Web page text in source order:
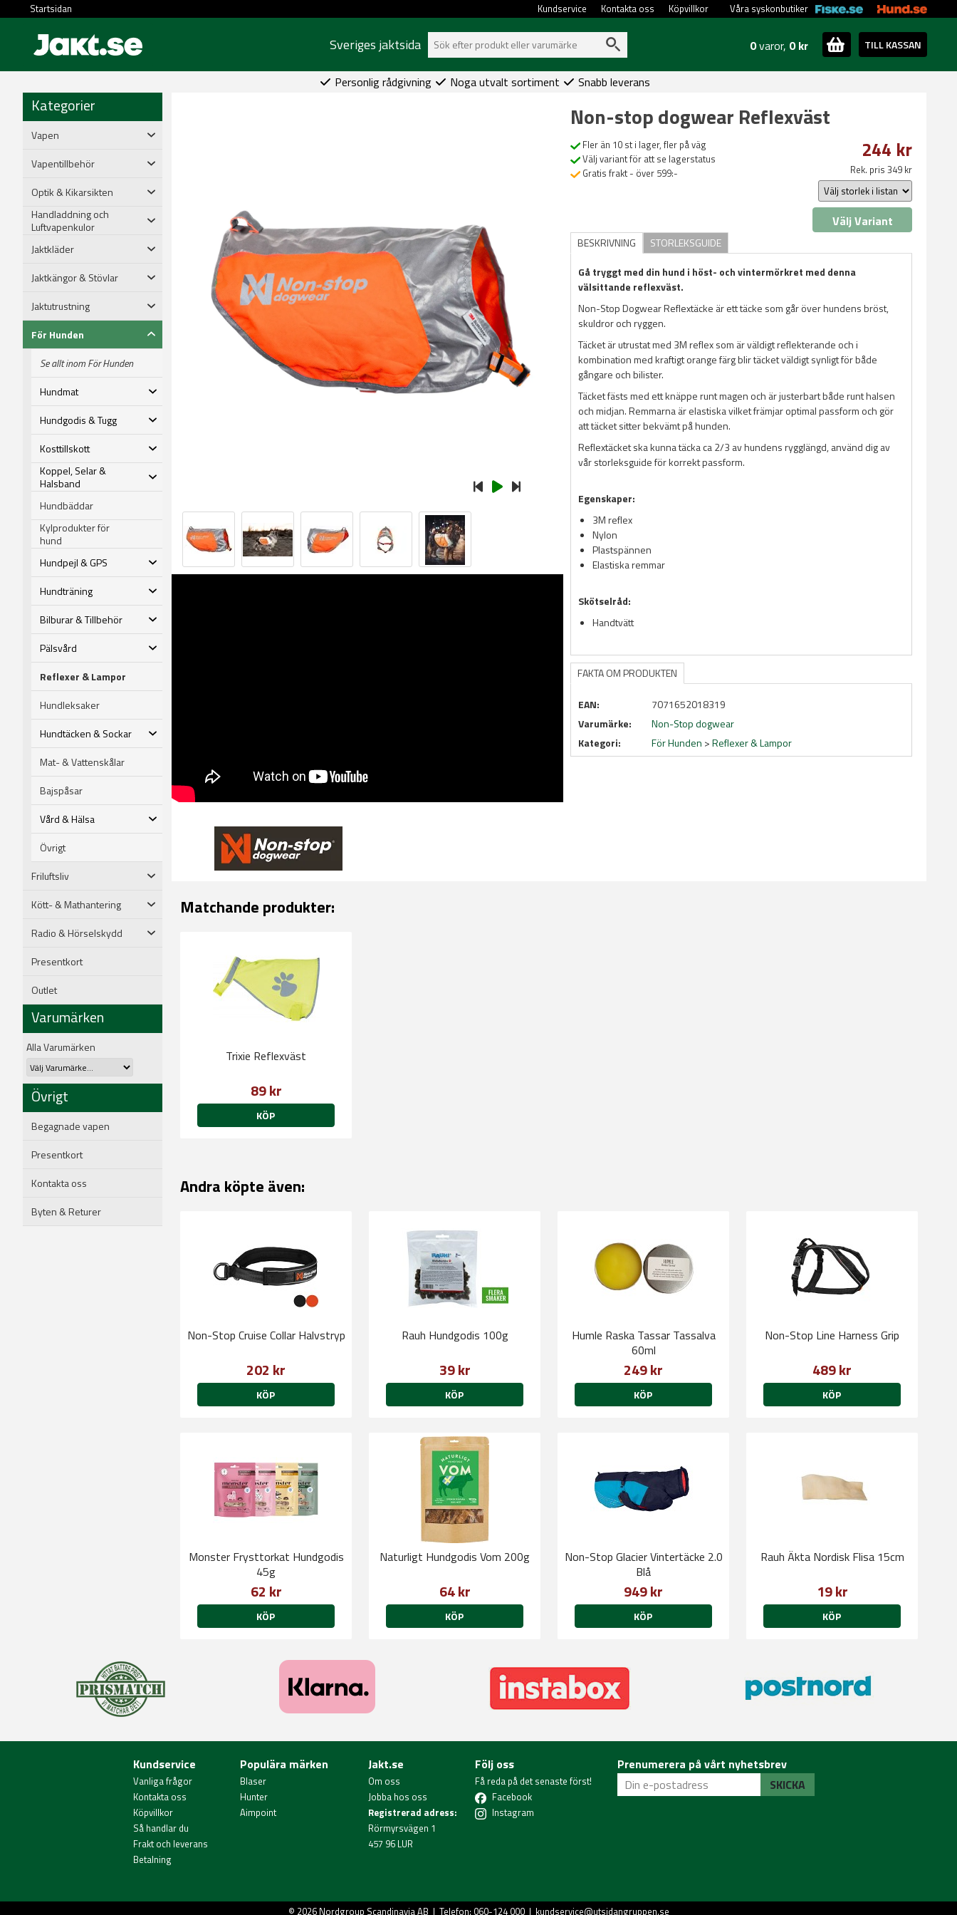
Startsidan Våra syskonbutiker
Köpvillkor
Kontakta oss
Kundservice
Sveriges jaktsida 0varor, 0 kr TILL KASSAN
Personlig rådgivning Noga utvalt sortiment Snabb leverans
Kategorier
Vapen
Vapentillbehör
Optik & Kikarsikten
Handladdning och
Luftvapenkulor
Jaktkläder
Jaktkängor & Stövlar
Jaktutrustning
För Hunden
Se allt inom För Hunden
Hundmat
Hundgodis & Tugg
Kosttillskott
Koppel, Selar &
Halsband
Hundbäddar
Kylprodukter för
hund
Hundpejl & GPS
Hundträning
Bilburar & Tillbehör
Pälsvård
Reflexer & Lampor
Hundleksaker
Hundtäcken & Sockar
Mat- & Vattenskålar
Bajspåsar
Vård & Hälsa
Övrigt
Friluftsliv
Kött- & Mathantering
Radio & Hörselskydd
Presentkort
Outlet
Varumärken
Alla Varumärken
Övrigt
Begagnade vapen
Presentkort
Kontakta oss
Byten & Returer
Non-stop dogwear Reflexväst
Fler än 10 st i lager, fler på väg
Välj variant för att se lagerstatus
Gratis frakt - över 599:-
244 kr
Rek. pris 349 kr
Välj Variant
BESKRIVNING
STORLEKSGUIDE
Gå tryggt med din hund i höst- och vintermörkret med denna
välsittande reflexväst.
Non-Stop Dogwear Reflextäcke är ett täcke som går över hundens bröst,
skuldror och ryggen.
Täcket är utrustat med 3M reflex som är väldigt reflekterande och i
kombination med kraftigt orange färg blir täcket väldigt synligt för både
gångare och bilister.
Täcket fästs med ett knäppe runt magen och är justerbart både runt halsen
och midjan. Remmarna är elastiska vilket främjar optimal passform och gör
att täcket sitter bekvämt på hunden.
Reflextäcket ska kunna täcka ca 2/3 av hundens rygglängd, använd dig av
vår storleksguide för korrekt passform.
Egenskaper:
3M reflex
Nylon
Plastspännen
Elastiska remmar
Skötselråd:
Handtvätt
FAKTA OM PRODUKTEN
EAN:
7071652018319
Varumärke:
Non-Stop dogwear
Kategori:
För Hunden >Reflexer & Lampor
Matchande produkter:
Trixie Reflexväst
89 kr
KÖP
Andra köpte även:
Non-Stop Cruise Collar Halvstryp
202 kr
KÖP
Rauh Hundgodis 100g
39 kr
KÖP
Humle Raska Tassar Tassalva
60ml
249 kr
KÖP
Non-Stop Line Harness Grip
489 kr
KÖP
Monster Frysttorkat Hundgodis
45g
62 kr
KÖP
Naturligt Hundgodis Vom 200g
64 kr
KÖP
Non-Stop Glacier Vintertäcke 2.0
Blå
949 kr
KÖP
Rauh Äkta Nordisk Flisa 15cm
19 kr
KÖP
Kundservice
Vanliga frågor
Kontakta oss
Köpvillkor
Så handlar du
Frakt och leverans
Betalning
Populära märken
Blaser
Hunter
Aimpoint
Jakt.se
Om oss
Jobba hos oss
Registrerad adress:
Rörmyrsvägen 1
457 96 LUR
Följ oss
Få reda på det senaste först!
Facebook
Instagram
Prenumerera på vårt nyhetsbrev
SKICKA
© 2026 Nordgroup Scandinavia AB | Telefon: 060-124 000 | kundservice@utsidangruppen.se